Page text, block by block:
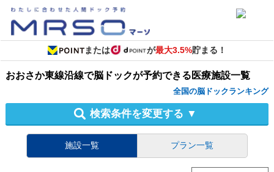
または が最大3.5%貯まる！
おおさか東線沿線で脳ドックが予約できる医療施設一覧
全国の脳ドックランキング
検索条件を変更する ▼
施設一覧 プラン一覧